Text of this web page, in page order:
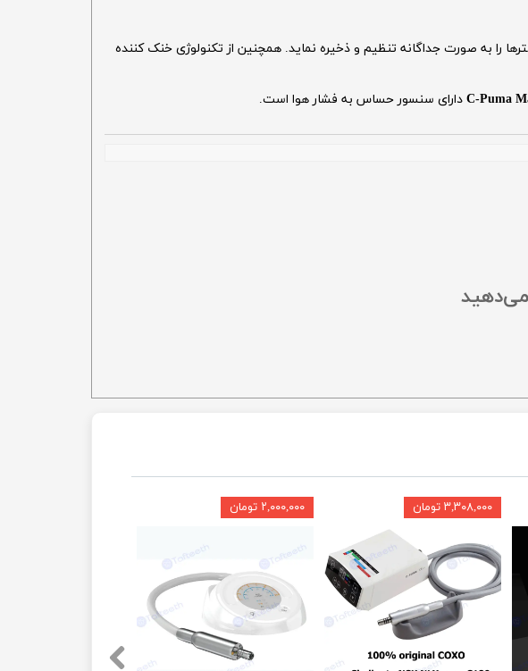
که کاربر می‌تواند هر یک از پارامترها را به صورت جداگانه تنظیم و ذخیره نماید. همچنین از تکنولوژی خنک کننده
دارای سنسور حساس به فشار هوا است.
می‌دهید
۲,۰۰۰,۰۰۰ تومان ۳,۳۰۸,۰۰۰ تومان